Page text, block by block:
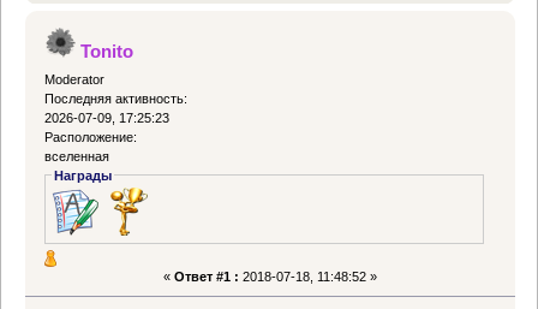
Tonito
Moderator
Последняя активность:
2026-07-09, 17:25:23
Расположение:
вселенная
Награды
« Ответ #1 : 2018-07-18, 11:48:52 »